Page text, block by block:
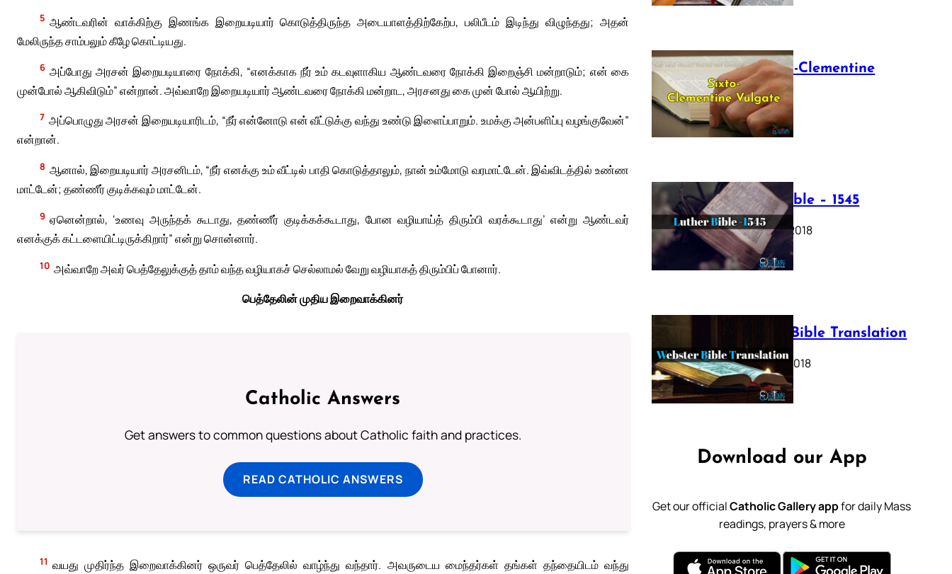
5 ஆண்டவரின் வாக்கிற்கு இணங்க இறையடியார் கொடுத்திருந்த அடையாளத்திற்கேற்ப, பலிபீடம் இடிந்து விழுந்தது; அதன்
மேலிருந்த சாம்பலும் கீழே கொட்டியது.
6 அப்போது அரசன் இறையடியாரை நோக்கி, “எனக்காக நீர் உம் கடவுளாகிய ஆண்டவரை நோக்கி இறைஞ்சி மன்றாடும்; என் கை
முன்போல் ஆகிவிடும்” என்றான். அவ்வாறே இறையடியார் ஆண்டவரை நோக்கி மன்றாட, அரசனது கை முன் போல் ஆயிற்று.
7 அப்பொழுது அரசன் இறையடியாரிடம், “நீர் என்னோடு என் வீட்டுக்கு வந்து உண்டு இளைப்பாறும். உமக்கு அன்பளிப்பு வழங்குவேன்”
என்றான்.
8 ஆனால், இறையடியார் அரசனிடம், “நீர் எனக்கு உம் வீட்டில் பாதி கொடுத்தாலும், நான் உம்மோடு வரமாட்டேன். இவ்விடத்தில் உண்ண
மாட்டேன்; தண்ணீர் குடிக்கவும் மாட்டேன்.
9 ஏனென்றால், ‘உணவு அருந்தக் கூடாது, தண்ணீர் குடிக்கக்கூடாது, போன வழியாய்த் திரும்பி வரக்கூடாது’ என்று ஆண்டவர்
எனக்குக் கட்டளையிட்டிருக்கிறார்” என்று சொன்னார்.
10 அவ்வாறே அவர் பெத்தேலுக்குத் தாம் வந்த வழியாகச் செல்லாமல் வேறு வழியாகத் திரும்பிப் போனார்.
பெத்தேலின் முதிய இறைவாக்கினர்
Catholic Answers
Get answers to common questions about Catholic faith and practices.
READ CATHOLIC ANSWERS
11 வயது முதிர்ந்த இறைவாக்கினர் ஒருவர் பெத்தேலில் வாழ்ந்து வந்தார். அவருடைய மைந்தர்கள் தங்கள் தந்தையிடம் வந்து
The Sixto-Clementine
Vulgate
July 12, 2025
Luther Bible – 1545
October 17, 2018
Webster Bible Translation
October 11, 2018
Download our App
Get our officialCatholic Gallery appfor daily Mass
readings, prayers & more